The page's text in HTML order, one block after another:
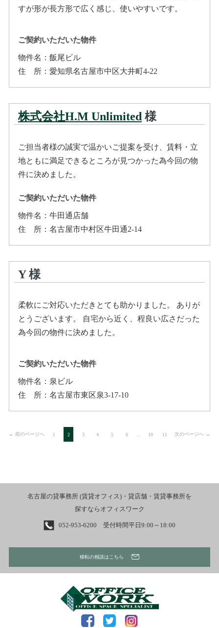
すが形が長方形で広く感じ、使いやすいです。
ご契約いただいた物件
物件名： 飯尾ビル
住所
： 愛知県名古屋市中区大井町4-22
株式会社H.M Unlimited 様
ご担当者様の誠実で温かいご提案を受け、賃料・立
地ともに満足できるところが見つかった為今回の物
件に決めました。
ご契約いただいた物件
物件名： 牛田通店舗
住所
： 名古屋市中村区牛田通2-14
Y様
柔軟にご対応いただきとても助かりました。 ありが
とうございます。 自宅から近く、程良い広さだった
為今回の物件に決めました。
ご契約いただいた物件
物件名： 泉ビル
住所
： 名古屋市東区泉3-17-10
← 前のページへ 1 2 3 4 5 6 10 11 次のページへ →
名古屋の貸事務所 (賃貸オフィス)・貸店舗・賃貸事務所を
探すならオフィスワーク
052-953-6200 受付時間平日9:00～18:00
移転の相談はこちら